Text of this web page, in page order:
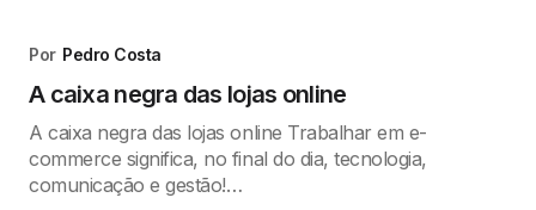
Por Pedro Costa
A caixa negra das lojas online
A caixa negra das lojas online Trabalhar em e-
commerce significa, no final do dia, tecnologia,
comunicação e gestão!…